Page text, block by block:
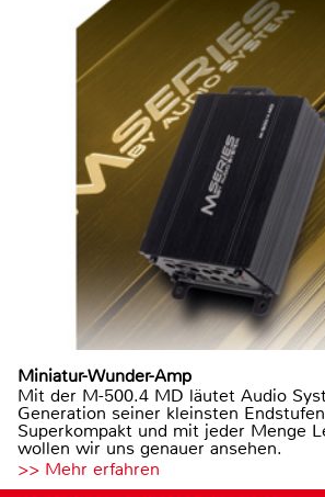
Miniatur-Wunder-Amp
Mit der M-500.4 MD läutet Audio
Generation seiner kleinsten
Superkompakt und mit jeder Menge
wollen wir uns genauer ansehen.
>> Mehr erfahren